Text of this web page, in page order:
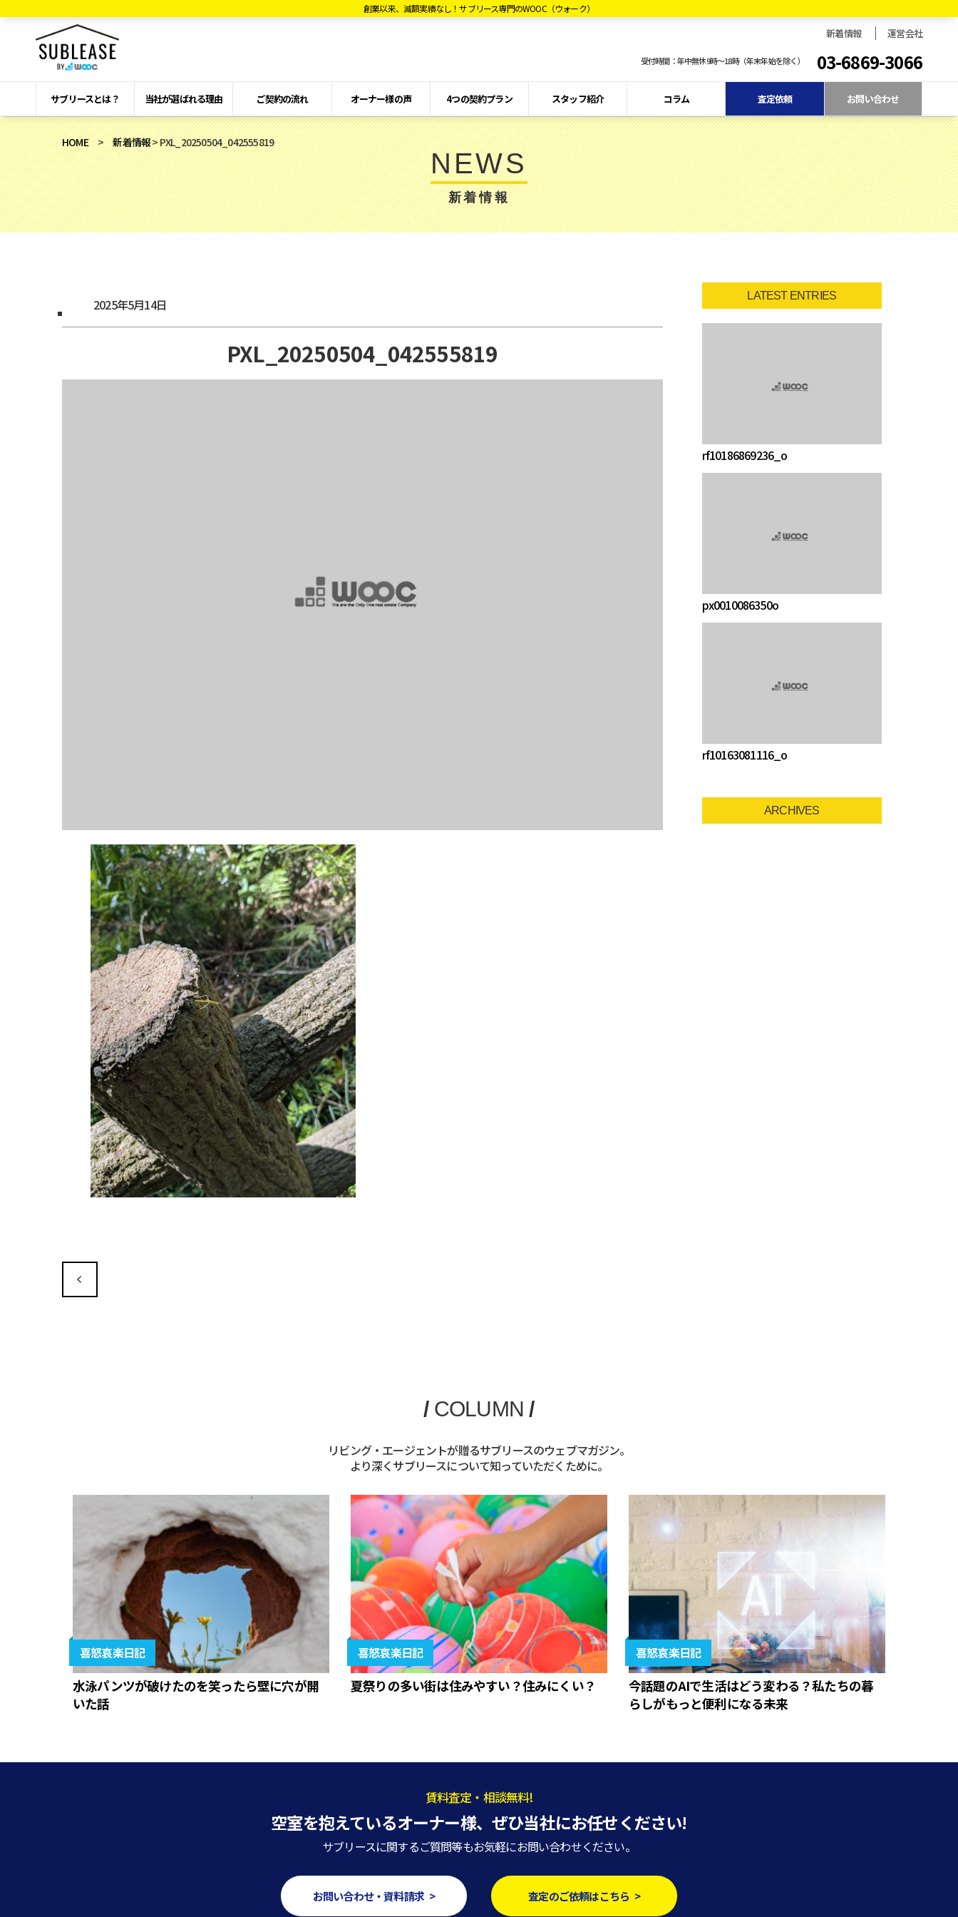
創業以来、減額実績なし！サブリース専門のWOOC（ウォーク）
新着情報 運営会社
受付時間：年中無休9時〜18時（年末年始を除く） 03-6869-3066
サブリースとは？ 当社が選ばれる理由 ご契約の流れ オーナー様の声 4つの契約プラン スタッフ紹介 コラム 査定依頼 お問い合わせ
HOME>新着情報> PXL_20250504_042555819
NEWS
新着情報
2025年5月14日
PXL_20250504_042555819
LATEST ENTRIES
rf10186869236_o
px0010086350o
rf10163081116_o
ARCHIVES
/ COLUMN /
リビング・エージェントが贈るサブリースのウェブマガジン。
より深くサブリースについて知っていただくために。
喜怒哀楽日記
水泳パンツが破けたのを笑ったら壁に穴が開
いた話
喜怒哀楽日記
夏祭りの多い街は住みやすい？住みにくい？
喜怒哀楽日記
今話題のAIで生活はどう変わる？私たちの暮
らしがもっと便利になる未来
賃料査定・相談無料!
空室を抱えているオーナー様、ぜひ当社にお任せください!
サブリースに関するご質問等もお気軽にお問い合わせください。
お問い合わせ・資料請求 > 査定のご依頼はこちら >